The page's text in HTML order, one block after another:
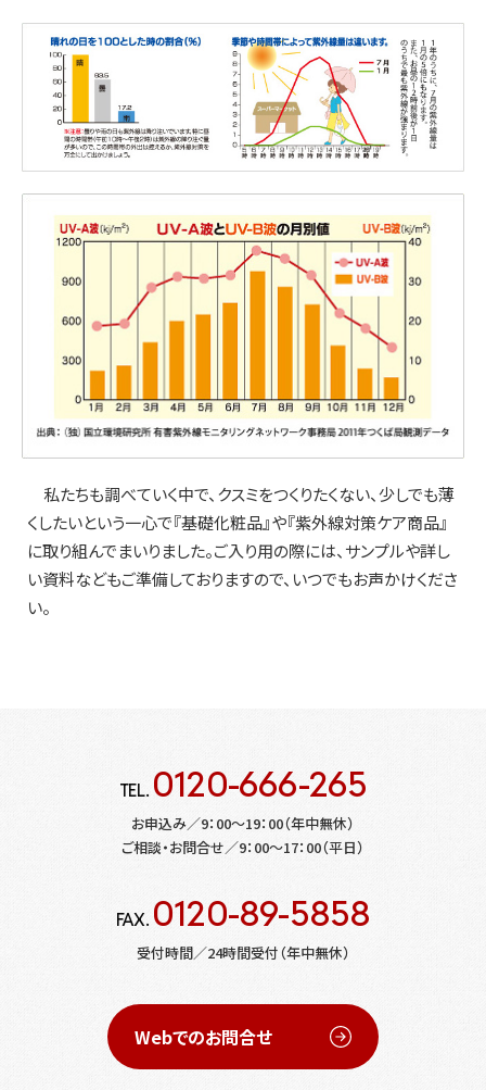
私たちも調べていく中で、クスミをつくりたくない、少しでも薄
くしたいという一心で『基礎化粧品』や『紫外線対策ケア商品』
に取り組んでまいりました。ご入り用の際には、サンプルや詳し
い資料などもご準備しておりますので、いつでもお声かけくださ
い。
TEL. 0120-666-265
お申込み／9：00～19：00（年中無休）
ご相談・お問合せ／9：00～17：00（平日）
FAX. 0120-89-5858
受付時間／24時間受付（年中無休）
Webでのお問合せ